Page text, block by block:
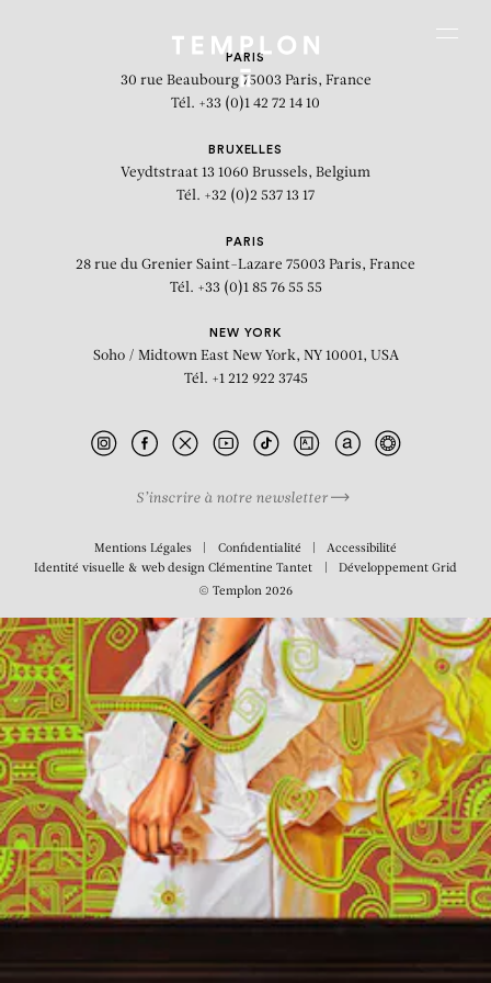
Portrait of Tuatini Manate II
PARIS
30 rue Beaubourg 75003 Paris, France
Tél. +33 (0)1 42 72 14 10
BRUXELLES
Veydtstraat 13 1060 Brussels, Belgium
Tél. +32 (0)2 537 13 17
PARIS
28 rue du Grenier Saint-Lazare 75003 Paris, France
Tél. +33 (0)1 85 76 55 55
NEW YORK
Soho / Midtown East New York, NY 10001, USA
Tél. +1 212 922 3745
S’inscrire à notre newsletter
Mentions Légales Confidentialité
Accessibilité
Identité visuelle & web designClémentine Tantet Développement Grid
© Templon 2026